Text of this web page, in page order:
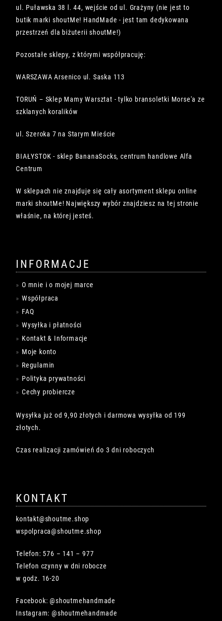
ul. Puławska 38 l. 44, wejście od ul. Grażyny (nie jest to
butik marki shoutMe! HandMade - jest tam dedykowana
przestrzeń dla biżuterii shoutMe!)
Pozostałe sklepy, z którymi współpracuję:
WARSZAWA Arsenico ul. Saska 113
TORUŃ – Sklep Mamy Warsztat - tylko bransoletki Morse'a ze
szklanych koralików
ul. Szeroka 7 na Starym Mieście
BIAŁYSTOK - sklep BananaSocks, centrum handlowe Alfa
Centrum
W sklepach nie znajduje się cały asortyment sklepu online
marki shoutMe! Największy wybór znajdziesz na tej stronie
właśnie, na której jesteś.
INFORMACJE
O mnie i o mojej marce
Współpraca
FAQ
Wysyłka i płatności
Kontakt & Informacje
Moje konto
Regulamin
Polityka prywatności
Cechy probiercze
Wysyłka już od 9,90 złotych i darmowa wysyłka od 199
złotych.
Czas realizacji zamówień do 3 dni roboczych
KONTAKT
kontakt@shoutme.shop
wspolpraca@shoutme.shop
Telefon: 576 – 141 – 977
Telefon czynny w dni robocze
w godz. 16-20
Facebook: @shoutmehandmade
Instagram: @shoutmehandmade